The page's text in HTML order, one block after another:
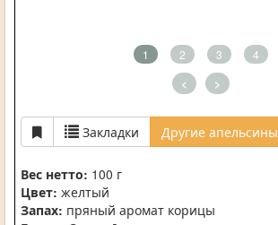
1 2 3 4
< >
Закладки Другие апельсины
Вес нетто: 100 г
Цвет: желтый
Запах: пряный аромат корицы